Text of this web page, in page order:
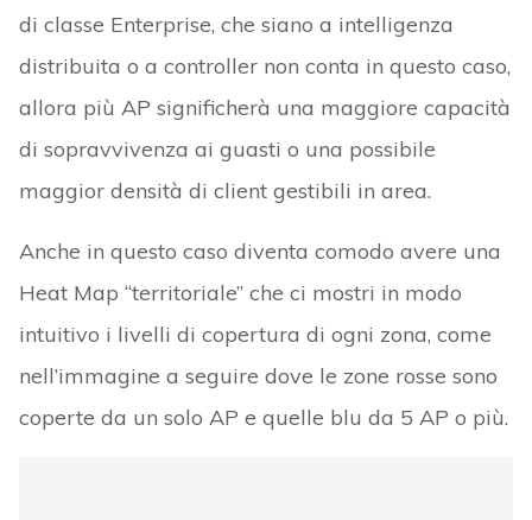
di classe Enterprise, che siano a intelligenza
distribuita o a controller non conta in questo caso,
allora più AP significherà una maggiore capacità
di sopravvivenza ai guasti o una possibile
maggior densità di client gestibili in area.
Anche in questo caso diventa comodo avere una
Heat Map “territoriale” che ci mostri in modo
intuitivo i livelli di copertura di ogni zona, come
nell’immagine a seguire dove le zone rosse sono
coperte da un solo AP e quelle blu da 5 AP o più.